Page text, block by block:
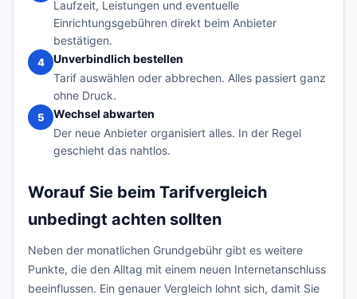
Laufzeit, Leistungen und eventuelle
Einrichtungsgebühren direkt beim Anbieter
bestätigen.
4
Unverbindlich bestellen
Tarif auswählen oder abbrechen. Alles passiert ganz
ohne Druck.
5
Wechsel abwarten
Der neue Anbieter organisiert alles. In der Regel
geschieht das nahtlos.
Worauf Sie beim Tarifvergleich
unbedingt achten sollten
Neben der monatlichen Grundgebühr gibt es weitere
Punkte, die den Alltag mit einem neuen Internetanschluss
beeinflussen. Ein genauer Vergleich lohnt sich, damit Sie